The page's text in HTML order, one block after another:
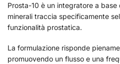
Prosta-10 è un integratore a
minerali traccia specificamente
funzionalità prostatica.
La formulazione risponde
promuovendo un flusso e una